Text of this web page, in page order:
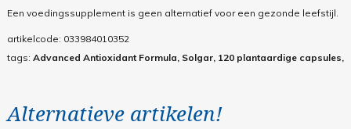
Een voedingssupplement is geen alternatief voor een gezonde leefstijl.
artikelcode: 033984010352
tags: Advanced Antioxidant Formula, Solgar, 120 plantaardige capsules,
Alternatieve artikelen!